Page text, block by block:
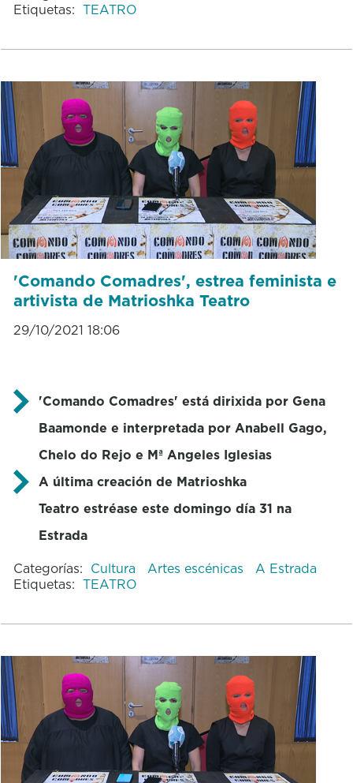
Etiquetas: TEATRO
'Comando Comadres', estrea feminista e
artivista de Matrioshka Teatro
29/10/2021 18:06
'Comando Comadres' está dirixida por Gena
Baamonde e interpretada por Anabell Gago,
Chelo do Rejo e Mª Angeles Iglesias
A última creación de Matrioshka
Teatro estréase este domingo día 31 na
Estrada
Categorías: Cultura Artes escénicas
A Estrada
Etiquetas: TEATRO